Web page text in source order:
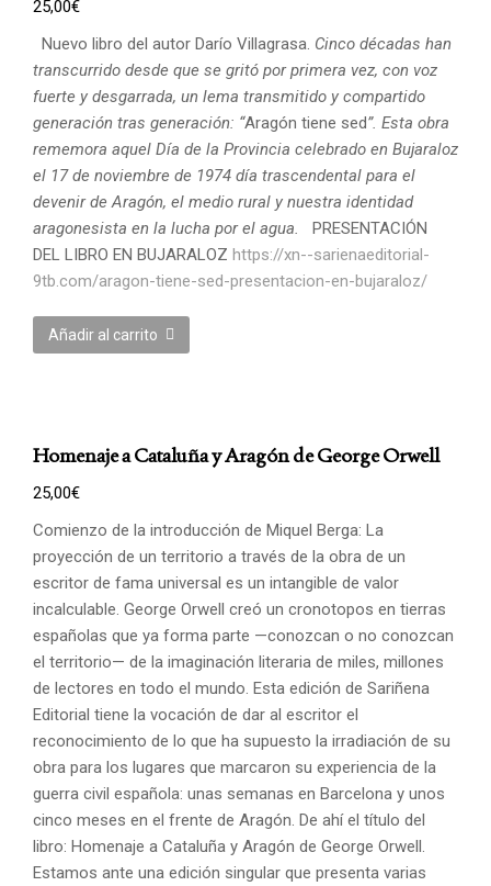
25,00€
Nuevo libro del autor Darío Villagrasa. Cinco décadas han
transcurrido desde que se gritó por primera vez, con voz
fuerte y desgarrada, un lema transmitido y compartido
generación tras generación: “Aragón tiene sed”. Esta obra
rememora aquel Día de la Provincia celebrado en Bujaraloz
el 17 de noviembre de 1974 día trascendental para el
devenir de Aragón, el medio rural y nuestra identidad
aragonesista en la lucha por el agua.
PRESENTACIÓN
DEL LIBRO EN BUJARALOZ https://xn--sarienaeditorial-
9tb.com/aragon-tiene-sed-presentacion-en-bujaraloz/
Añadir al carrito
Homenaje a Cataluña y Aragón de George Orwell
25,00€
Comienzo de la introducción de Miquel Berga: La
proyección de un territorio a través de la obra de un
escritor de fama universal es un intangible de valor
incalculable. George Orwell creó un cronotopos en tierras
españolas que ya forma parte —conozcan o no conozcan
el territorio— de la imaginación literaria de miles, millones
de lectores en todo el mundo. Esta edición de Sariñena
Editorial tiene la vocación de dar al escritor el
reconocimiento de lo que ha supuesto la irradiación de su
obra para los lugares que marcaron su experiencia de la
guerra civil española: unas semanas en Barcelona y unos
cinco meses en el frente de Aragón. De ahí el título del
libro: Homenaje a Cataluña y Aragón de George Orwell.
Estamos ante una edición singular que presenta varias